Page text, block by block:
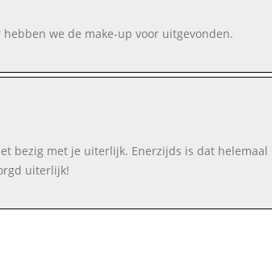
we de make-up voor uitgevonden.
bezig met je uiterlijk. Enerzijds is dat helemaal
uiterlijk!